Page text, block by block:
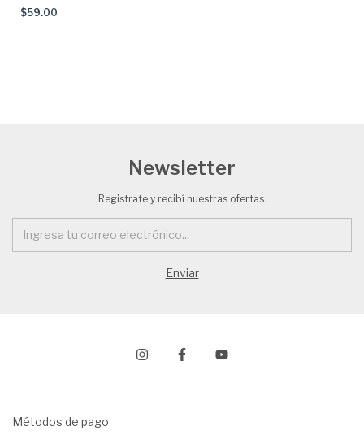
$59.00
Newsletter
Registrate y recibí nuestras ofertas.
Métodos de pago